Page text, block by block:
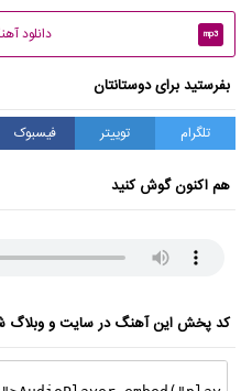
mp3 دانلود
بفرستید برای دوستانتان
تلگرام توییتر فیسبوک
هم اکنون گوش کنید
کد پخش این آهنگ در سایت و وبلاگ